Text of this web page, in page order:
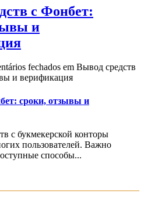
с Фонбет:
и
fechados em Вывод средств
и верификация
сроки, отзывы и
с букмекерской конторы
пользователей. Важно
способы...